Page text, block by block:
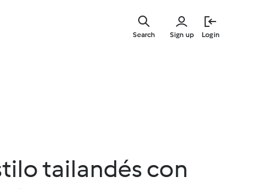
Sign up Login
Search
tailandés con